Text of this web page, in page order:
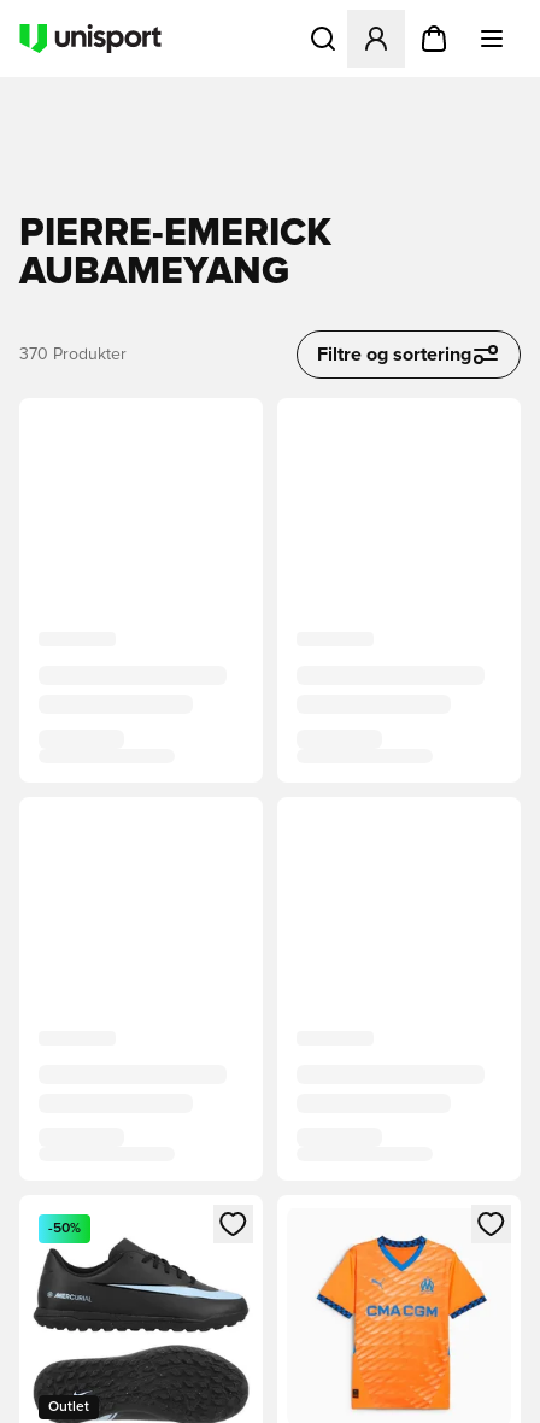
Åbner en Modal til at
PIERRE-EMERICK
AUBAMEYANG
370 Produkter Filtre og sortering
Åbner en Modal til at logge ind eller tilmelde dig som
Outlet
-50%
Åbner en Modal til at logge